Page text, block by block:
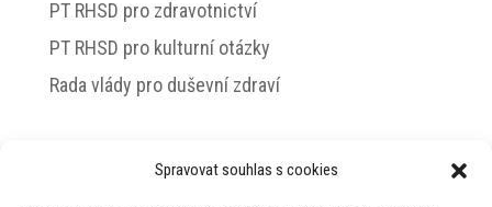
Spravovat souhlas s cookies
PT RHSD pro zdravotnictví
PT RHSD pro kulturní otázky
Rada vlády pro duševní zdraví